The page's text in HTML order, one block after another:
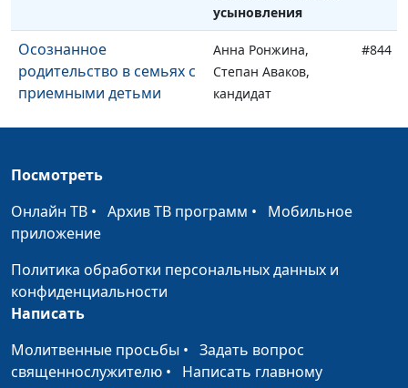
усыновления
Осознанное
родительство в семьях с
приемными детьми
Анна Ронжина,
Степан Аваков,
кандидат
#844
Безусловная любовь к
приемному ребенку
Анна Ронжина,
педагогических
усыновления
Посмотреть
Онлайн ТВ • Архив ТВ программ • Мобильное
приложение
Политика обработки персональных данных и
конфиденциальности
Написать
Молитвенные просьбы • Задать вопрос
священнослужителю • Написать главному